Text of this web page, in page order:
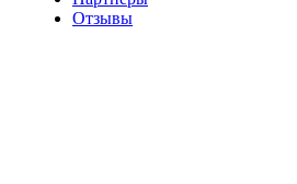
Отзывы